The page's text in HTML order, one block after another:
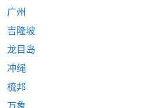
广州
吉隆坡
龙目岛
冲绳
梳邦